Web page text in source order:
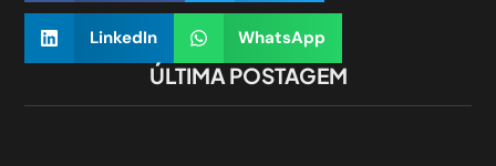
LinkedIn WhatsApp
ÚLTIMA POSTAGEM